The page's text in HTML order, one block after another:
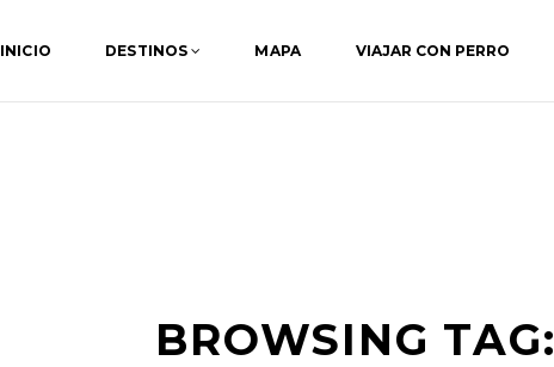
INICIO DESTINOS MAPA VIAJAR CON PERRO
BROWSING TAG: